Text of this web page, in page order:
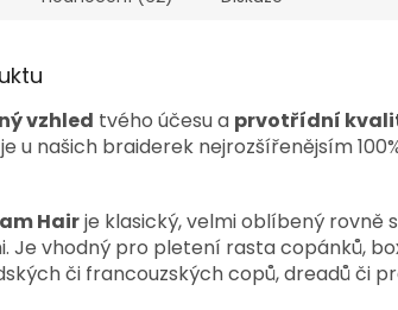
vzhled tvého účesu a prvotřídní
u našich braiderek nejrozšířenějsím
Hairje klasický, velmi oblíbený rovně
Je vhodný pro pletení rasta copánků,
či francouzských copů, dreadů či